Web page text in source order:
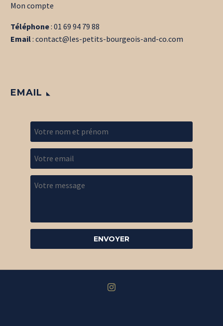
Mon compte
Téléphone: 01 69 94 79 88
Email: contact@les-petits-bourgeois-and-co.com
EMAIL